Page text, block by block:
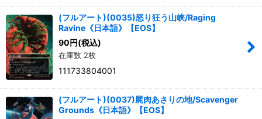
(フルアート)(0035)怒り狂う山峡/Raging
Ravine《日本語》【EOS】
90円(税込)
在庫数 2枚
111733804001
(フルアート)(0037)屍肉あさりの地/Scavenger
Grounds《日本語》【EOS】